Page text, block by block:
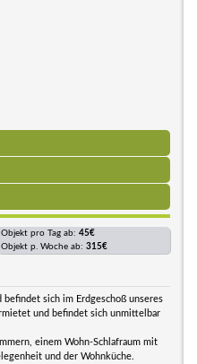
Objekt pro Tag ab: 45€
Objekt p. Woche ab: 315€
sich im Erdgeschoß unseres
und befindet sich unmittelbar
einem Wohn-Schlafraum mit
und der Wohnküche.